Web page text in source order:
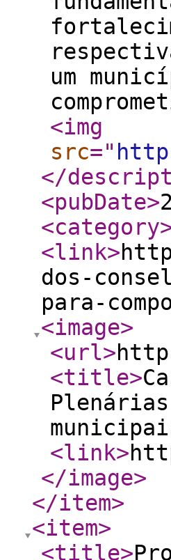
um
<img
src="
</
<pubDate>
<category
<link>
dos-
para-
<image>
<url>
<title>
<link>
</image>
</item>
<item>
<title>